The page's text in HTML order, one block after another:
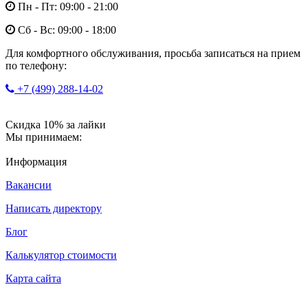
Пн - Пт: 09:00 - 21:00
Сб - Вс: 09:00 - 18:00
Для комфортного обслуживания, просьба записаться на прием
по телефону:
+7 (499) 288-14-02
Скидка 10% за лайки
Мы принимаем:
Информация
Вакансии
Написать директору
Блог
Калькулятор стоимости
Карта сайта